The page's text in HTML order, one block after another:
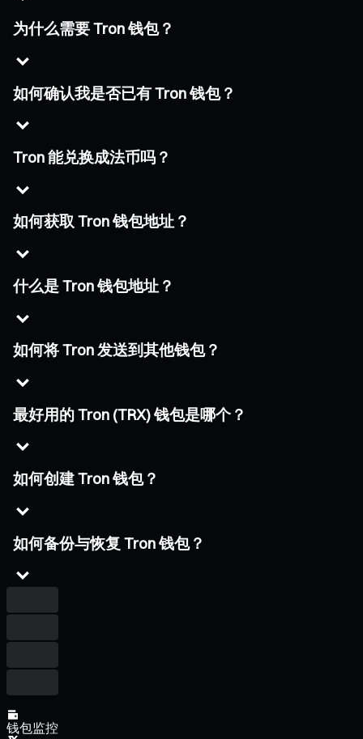
为什么需要 Tron 钱包？
如何确认我是否已有 Tron 钱包？
Tron 能兑换成法币吗？
如何获取 Tron 钱包地址？
什么是 Tron 钱包地址？
如何将 Tron 发送到其他钱包？
最好用的 Tron (TRX) 钱包是哪个？
如何创建 Tron 钱包？
如何备份与恢复 Tron 钱包？
钱包监控